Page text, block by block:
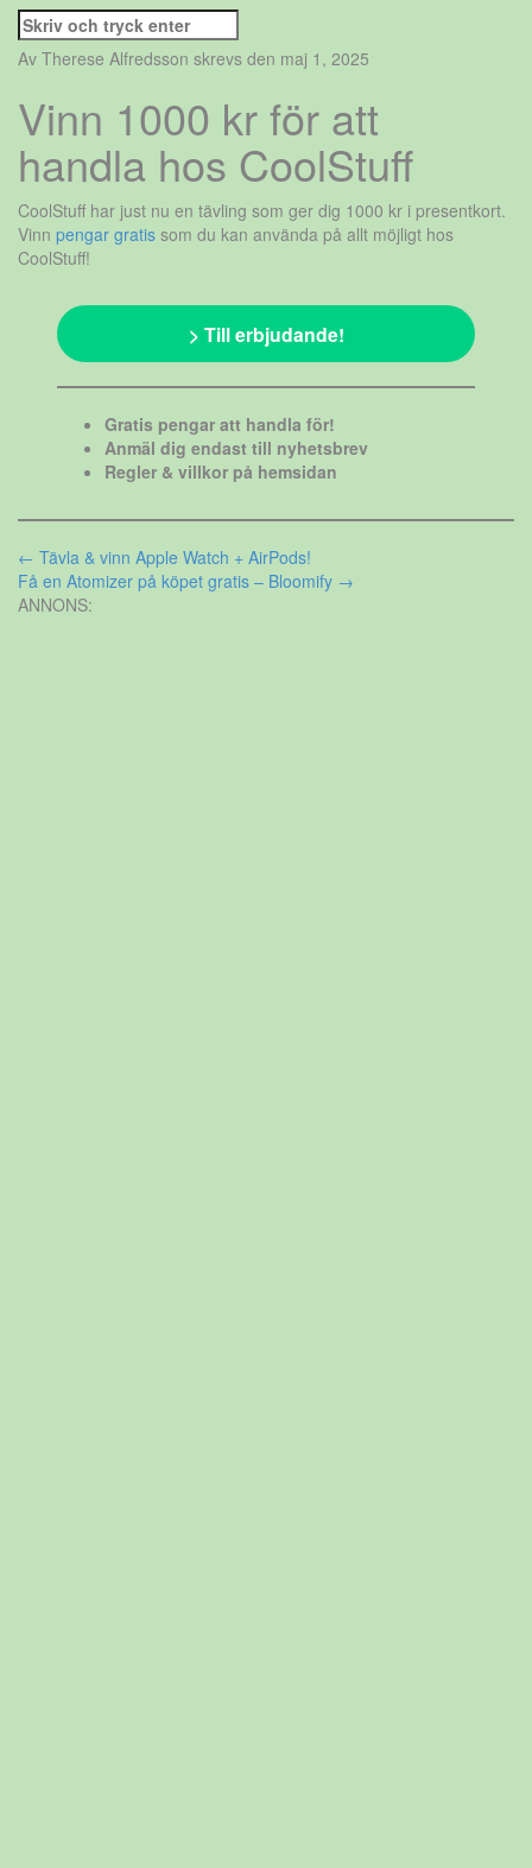
Sök
efter:
Av Therese Alfredsson skrevs den maj 1, 2025
Vinn 1000 kr för att
handla hos CoolStuff
CoolStuff har just nu en tävling som ger dig 1000 kr i presentkort.
Vinn pengar gratis som du kan använda på allt möjligt hos
CoolStuff!
> Till erbjudande!
Gratis pengar att handla för!
Anmäl dig endast till nyhetsbrev
Regler & villkor på hemsidan
Inläggsnavigering
← Tävla & vinn Apple Watch + AirPods!
Få en Atomizer på köpet gratis – Bloomify →
ANNONS: